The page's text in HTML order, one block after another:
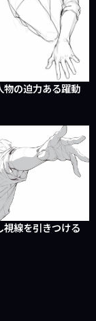
物の迫力ある躍動
視線を引きつける